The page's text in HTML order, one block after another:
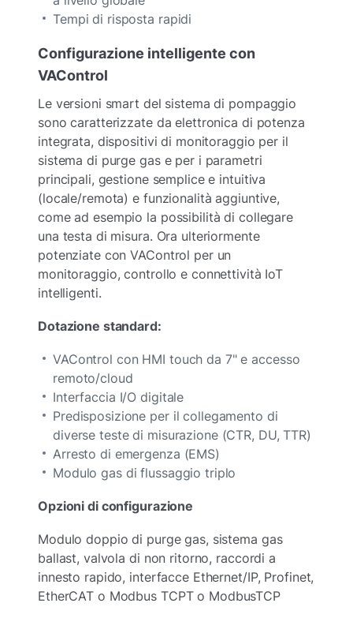
Tempi di risposta rapidi
Configurazione intelligente con
VAControl
Le versioni smart del sistema di pompaggio
sono caratterizzate da elettronica di potenza
integrata, dispositivi di monitoraggio per il
sistema di purge gas e per i parametri
principali, gestione semplice e intuitiva
(locale/remota) e funzionalità aggiuntive,
come ad esempio la possibilità di collegare
una testa di misura. Ora ulteriormente
potenziate con VAControl per un
monitoraggio, controllo e connettività IoT
intelligenti.
Dotazione standard:
VAControl con HMI touch da 7" e accesso
remoto/cloud
Interfaccia I/O digitale
Predisposizione per il collegamento di
diverse teste di misurazione (CTR, DU, TTR)
Arresto di emergenza (EMS)
Modulo gas di flussaggio triplo
Opzioni di configurazione
Modulo doppio di purge gas, sistema gas
ballast, valvola di non ritorno, raccordi a
innesto rapido, interfacce Ethernet/IP, Profinet,
EtherCAT o Modbus TCPT o ModbusTCP